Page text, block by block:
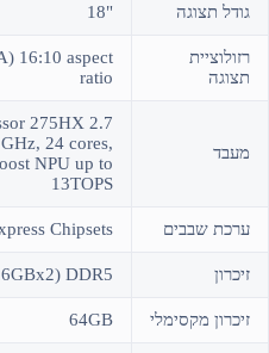
גודל תצוגה "18
רזולוציית
תצוגה
16:10 aspect
ratio
מעבד
275HX 2.7
24 cores,
NPU up to
13TOPS
ערכת שבבים Chipsets
זיכרון DDR5
זיכרון מקסימלי 64GB